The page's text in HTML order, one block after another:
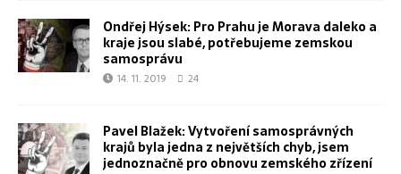
Ondřej Hýsek: Pro Prahu je Morava daleko a
kraje jsou slabé, potřebujeme zemskou
samosprávu
14. 11. 2019 24
Pavel Blažek: Vytvoření samosprávných
krajů byla jedna z největších chyb, jsem
jednoznačně pro obnovu zemského zřízení